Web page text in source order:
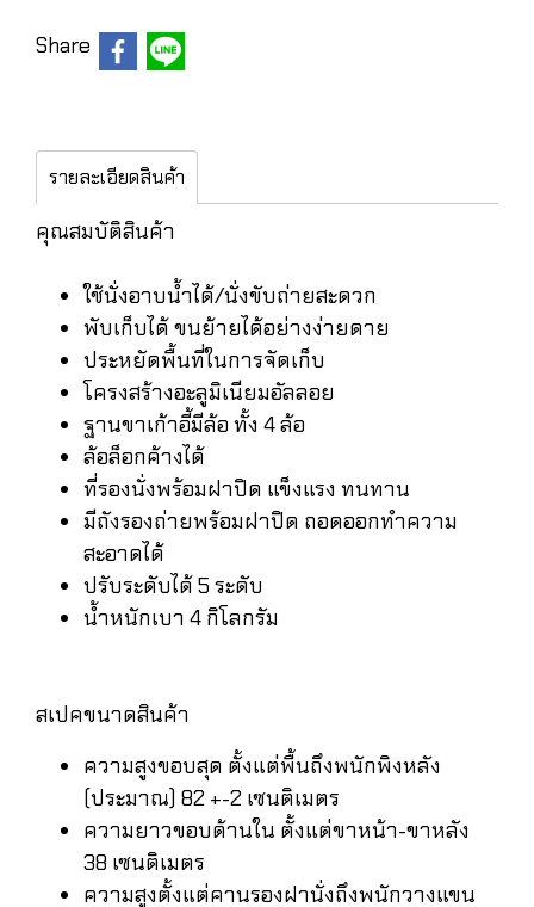
Share
รายละเอียดสินค้า
คุณสมบัติสินค้า
ใช้นั่งอาบน้ำได้/นั่งขับถ่ายสะดวก
พับเก็บได้ ขนย้ายได้อย่างง่ายดาย
ประหยัดพื้นที่ในการจัดเก็บ
โครงสร้างอะลูมิเนียมอัลลอย
ฐานขาเก้าอี้มีล้อ ทั้ง 4 ล้อ
ล้อล็อกค้างได้
ที่รองนั่งพร้อมฝาปิด แข็งแรง ทนทาน
มีถังรองถ่ายพร้อมฝาปิด ถอดออกทำความ
สะอาดได้
ปรับระดับได้ 5 ระดับ
น้ำหนักเบา 4 กิโลกรัม
สเปคขนาดสินค้า
ความสูงขอบสุด ตั้งแต่พื้นถึงพนักพิงหลัง
(ประมาณ) 82 +-2 เซนติเมตร
ความยาวขอบด้านใน ตั้งแต่ขาหน้า-ขาหลัง
38 เซนติเมตร
ความสูงตั้งแต่คานรองฝานั่งถึงพนักวางแขน